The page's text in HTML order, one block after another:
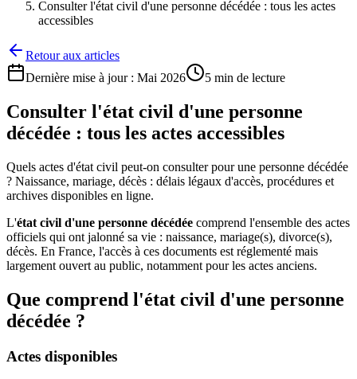
Consulter l'état civil d'une personne décédée : tous les actes
accessibles
Retour aux articles
Dernière mise à jour : Mai 2026 5 min de lecture
Consulter l'état civil d'une personne
décédée : tous les actes accessibles
Quels actes d'état civil peut-on consulter pour une personne décédée
? Naissance, mariage, décès : délais légaux d'accès, procédures et
archives disponibles en ligne.
L'état civil d'une personne décédée comprend l'ensemble des actes
officiels qui ont jalonné sa vie : naissance, mariage(s), divorce(s),
décès. En France, l'accès à ces documents est réglementé mais
largement ouvert au public, notamment pour les actes anciens.
Que comprend l'état civil d'une personne
décédée ?
Actes disponibles